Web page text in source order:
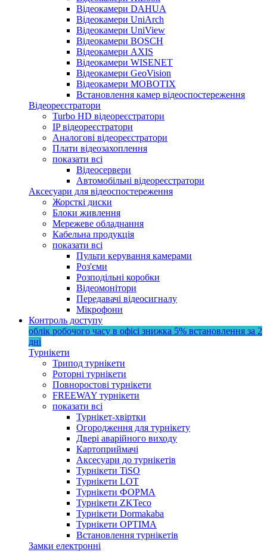
Відеокамери DAHUA
Відеокамери UniArch
Відеокамери UniView
Відеокамери BOSCH
Відеокамери AXIS
Відеокамери WISENET
Відеокамери GeoVision
Відеокамери MOBOTIX
Встановлення камер відеоспостереження
Відеореєстратори
Turbo HD відеореєстратори
IP відеореєстратори
Аналогові відеореєстратори
Плати відеозахоплення
показати всі
Відеосервери
Автомобільні відеореєстратори
Аксесуари для відеоспостереження
Жорсткі диски
Блоки живлення
Мережеве обладнання
Кабельна продукція
показати всі
Пульти керування камерами
Роз'єми
Розподільні коробки
Відеомонітори
Передавачі відеосигналу
Мікрофони
Контроль доступу
облік робочого часу в офісі знижка 5% встановлення за 2
дні
Турнікети
Трипод турнікети
Роторні турнікети
Повноростові турнікети
FREEWAY турнікети
показати всі
Турнікет-хвіртки
Огородження для турнікету
Двері аварійного виходу
Картоприймачі
Аксесуари до турнікетів
Турнікети TiSO
Турнікети LOT
Турнікети ФОРМА
Турнікети ZKTeco
Турнікети Dormakaba
Турнікети OPTIMA
Встановлення турнікетів
Замки електронні